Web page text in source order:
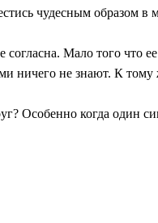
чудесным образом в
Мало того что
ничего не знают. К
Особенно когда один